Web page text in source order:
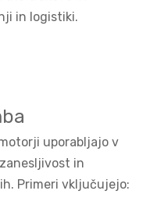
in logistiki.
uporabljajo v
in
Primeri vključujejo: